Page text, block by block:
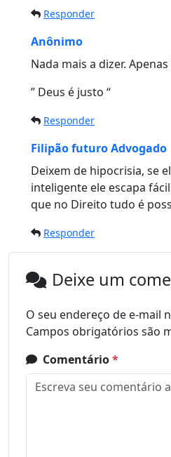
Responder
Anônimo
Nada mais a dizer.
” Deus é justo “
Responder
Filipão futuro Advogado
Deixem de hipocrisia, se
inteligente ele escapa
que no Direito tudo é
Responder
Deixe um
O seu endereço de e-mail
Campos obrigatórios são
Comentário*